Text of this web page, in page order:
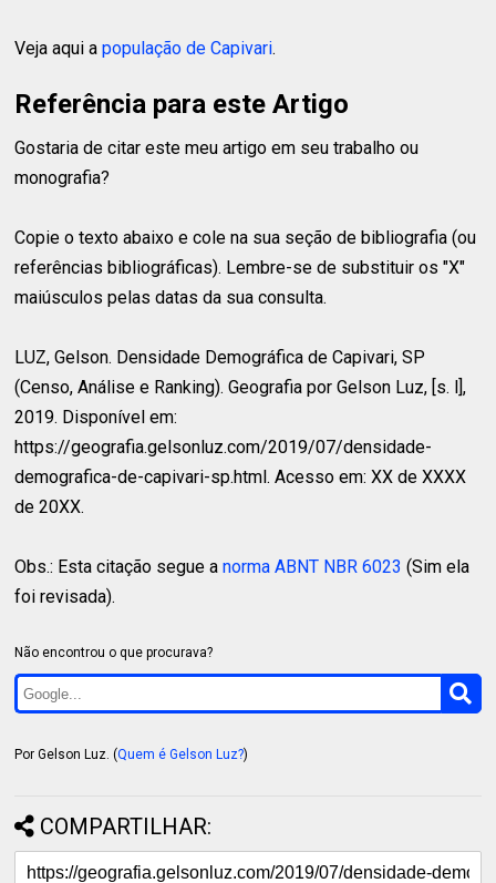
Veja aqui apopulação de Capivari.
Referência para este Artigo
Gostaria de citar este meu artigo em seu trabalho ou
monografia?
Copie o texto abaixo e cole na sua seção de bibliografia (ou
referências bibliográficas). Lembre-se de substituir os "X"
maiúsculos pelas datas da sua consulta.
LUZ, Gelson. Densidade Demográfica de Capivari, SP
(Censo, Análise e Ranking). Geografia por Gelson Luz, [s. l],
2019. Disponível em:
https://geografia.gelsonluz.com/2019/07/densidade-
demografica-de-capivari-sp.html. Acesso em: XX de XXXX
de 20XX.
Obs.: Esta citação segue anorma ABNT NBR 6023 (Sim ela
foi revisada).
Não encontrou o que procurava?
Por Gelson Luz. (Quem é Gelson Luz?)
COMPARTILHAR: